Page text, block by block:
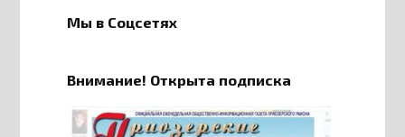
Мы в Соцсетях
Внимание! Открыта подписка